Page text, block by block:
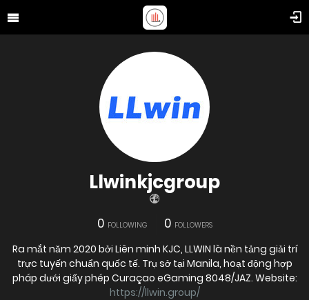
Llwinkjcgroup
0 FOLLOWING 0 FOLLOWERS
Ra mắt năm 2020 bởi Liên minh KJC, LLWIN là nền tảng giải trí
trực tuyến chuẩn quốc tế. Trụ sở tại Manila, hoạt động hợp
pháp dưới giấy phép Curaçao eGaming 8048/JAZ. Website:
https://llwin.group/